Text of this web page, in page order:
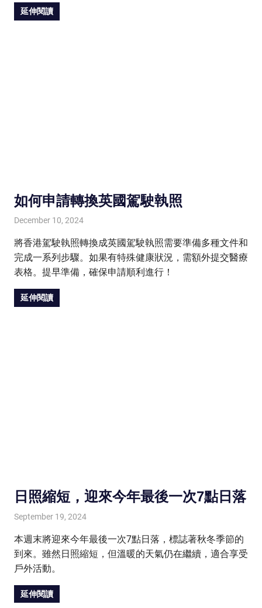
延伸閱讀
如何申請轉換英國駕駛執照
December 10, 2024
將香港駕駛執照轉換成英國駕駛執照需要準備多種文件和
完成一系列步驟。如果有特殊健康狀況，需額外提交醫療
表格。提早準備，確保申請順利進行！
延伸閱讀
日照縮短，迎來今年最後一次7點日落
September 19, 2024
本週末將迎來今年最後一次7點日落，標誌著秋冬季節的
到來。雖然日照縮短，但溫暖的天氣仍在繼續，適合享受
戶外活動。
延伸閱讀